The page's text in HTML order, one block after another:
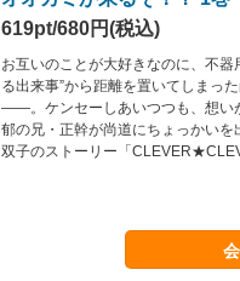
619pt/680円(税込)
お互いのことが大好きなのに、不
る出来事”から距離を置いてしまっ
――。ケンセーしあいつつも、想い
郁の兄・正幹が尚道にちょっかい
双子のストーリー「